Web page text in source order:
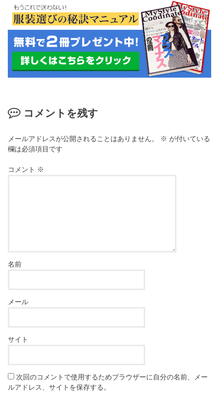
コメントを残す
メールアドレスが公開されることはありません。 ※ が付いている
欄は必須項目です
コメント ※
名前
メール
サイト
次回のコメントで使用するためブラウザーに自分の名前、メー
ルアドレス、サイトを保存する。